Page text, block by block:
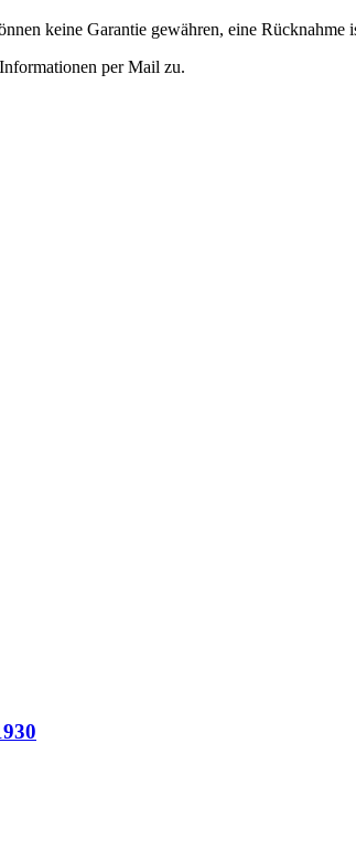
keine Garantie gewähren, eine Rücknahme
per Mail zu.